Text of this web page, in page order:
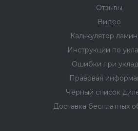
Отзывы
Видео
Калькулятор
Инструкции по
Ошибки при
Правовая
Черный список
Доставка бесплатных